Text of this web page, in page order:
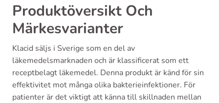
Produktöversikt Och
Märkesvarianter
Klacid säljs i Sverige som en del av
läkemedelsmarknaden och är klassificerat som ett
receptbelagt läkemedel. Denna produkt är känd för sin
effektivitet mot många olika bakterieinfektioner. För
patienter är det viktigt att känna till skillnaden mellan